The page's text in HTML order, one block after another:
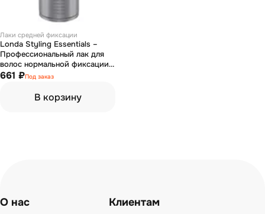
Лаки средней фиксации
Londa Styling Essentials –
Профессиональный лак для
волос нормальной фиксации
500 мл
661 ₽Под заказ
В корзину
О нас
Клиентам